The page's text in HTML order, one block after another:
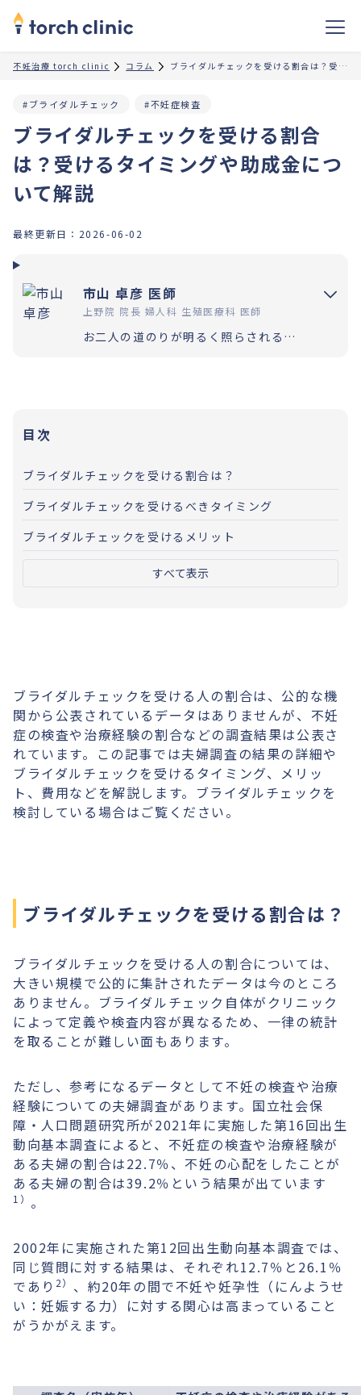
不妊治療 torch clinic コラム ブライダルチェックを受ける割合は？受けるタイミングや助成金について解説
ブライダルチェックを受ける割合
は？受けるタイミングや助成金につ
いて解説
#ブライダルチェック #不妊症検査
最終更新日： 2026-06-02
市山 卓彦 医師
上野院 院長 婦人科 生殖医療科 医師
お二人の道のりが明るく照らされるよう「理解」と「納得」の上で選択いただく過程を大切にしています。エビデンスに基づいた高水準の医療提供により「幸せな家族計画の実現」をお手伝いさせていただきます。
目次
ブライダルチェックを受ける割合は？
ブライダルチェックを受けるべきタイミング
ブライダルチェックを受けるメリット
すべて表示
ブライダルチェックを受ける人の割合は、公的な機
関から公表されているデータはありませんが、不妊
症の検査や治療経験の割合などの調査結果は公表さ
れています。この記事では夫婦調査の結果の詳細や
ブライダルチェックを受けるタイミング、メリッ
ト、費用などを解説します。ブライダルチェックを
検討している場合はご覧ください。
ブライダルチェックを受ける割合は？
ブライダルチェックを受ける人の割合については、
大きい規模で公的に集計されたデータは今のところ
ありません。ブライダルチェック自体がクリニック
によって定義や検査内容が異なるため、一律の統計
を取ることが難しい面もあります。
ただし、参考になるデータとして不妊の検査や治療
経験についての夫婦調査があります。国立社会保
障・人口問題研究所が2021年に実施した第16回出生
動向基本調査によると、不妊症の検査や治療経験が
ある夫婦の割合は22.7％、不妊の心配をしたことが
ある夫婦の割合は39.2％という結果が出ています
1） 。
2002年に実施された第12回出生動向基本調査では、
同じ質問に対する結果は、それぞれ12.7％と26.1％
であり 2） 、約20年の間で不妊や妊孕性（にんようせ
い：妊娠する力）に対する関心は高まっていること
がうかがえます。